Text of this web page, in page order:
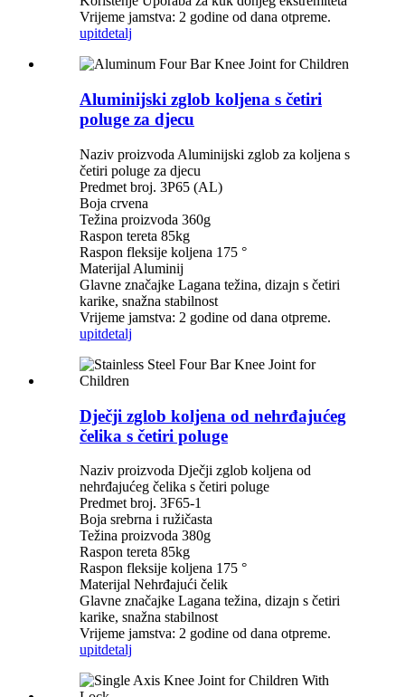
Vrijeme jamstva: 2 godine od dana otpreme.
upitdetalj
Aluminijski zglob koljena s četiri
poluge za djecu
Naziv proizvoda Aluminijski zglob za koljena s
četiri poluge za djecu
Predmet broj. 3P65 (AL)
Boja crvena
Težina proizvoda 360g
Raspon tereta 85kg
Raspon fleksije koljena 175 °
Materijal Aluminij
Glavne značajke Lagana težina, dizajn s četiri
karike, snažna stabilnost
Vrijeme jamstva: 2 godine od dana otpreme.
upitdetalj
Dječji zglob koljena od nehrđajućeg
čelika s četiri poluge
Naziv proizvoda Dječji zglob koljena od
nehrđajućeg čelika s četiri poluge
Predmet broj. 3F65-1
Boja srebrna i ružičasta
Težina proizvoda 380g
Raspon tereta 85kg
Raspon fleksije koljena 175 °
Materijal Nehrđajući čelik
Glavne značajke Lagana težina, dizajn s četiri
karike, snažna stabilnost
Vrijeme jamstva: 2 godine od dana otpreme.
upitdetalj